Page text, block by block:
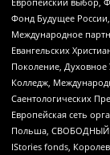
Фонд Будущее
Международное
Евангельских
Поколение,
Колледж,
Саентологических
Европейская сеть
Польша, СВОБОДНЫЙ
IStories fonds,